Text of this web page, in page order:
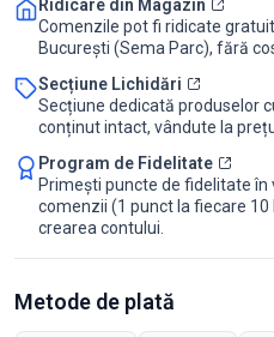
Ridicare din Magazin
Comenzile pot fi ridicate
București (Sema Parc), fără
Secțiune Lichidări
Secțiune dedicată produselor
conținut intact, vândute la
Program de Fidelitate
Primești puncte de fidelitate în
comenzii (1 punct la fiecare
crearea contului.
Metode de plată